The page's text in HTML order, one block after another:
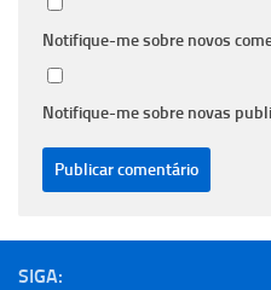
Notifique-me sobre novos
Notifique-me sobre novas
SIGA: